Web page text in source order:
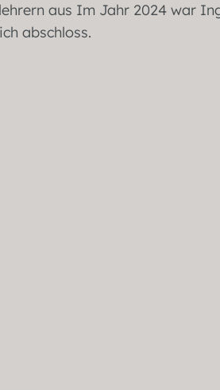
aus Im Jahr 2024 war
abschloss.